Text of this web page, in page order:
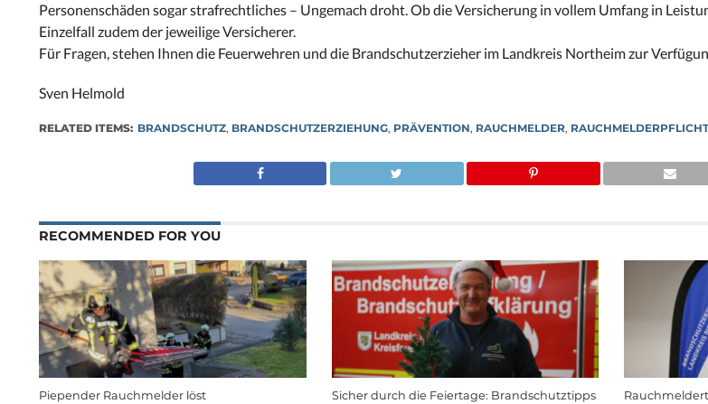
Personenschäden sogar strafrechtliches – Ungemach droht. Ob die Versicherung in vollem Umfang in
Einzelfall zudem der jeweilige Versicherer.
Für Fragen, stehen Ihnen die Feuerwehren und die Brandschutzerzieher im Landkreis Northeim zur
Sven Helmold
RELATED ITEMS: BRANDSCHUTZ, BRANDSCHUTZERZIEHUNG, PRÄVENTION, RAUCHMELDER, RAUCHMELDERPFLICHT
RECOMMENDED FOR YOU
Piepender Rauchmelder löst
Sicher durch die Feiertage: Brandschutztipps